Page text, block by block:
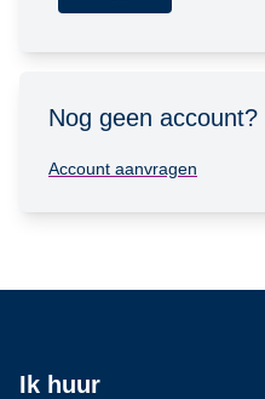
Nog geen account?
Account aanvragen
Ik huur